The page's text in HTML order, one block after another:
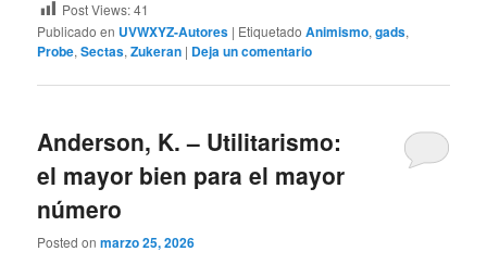
Post Views:41
Publicado en UVWXYZ-Autores | Etiquetado Animismo,gads,
Probe,Sectas,Zukeran | Deja un comentario
Anderson, K. – Utilitarismo:
el mayor bien para el mayor
número
Posted onmarzo 25, 2026